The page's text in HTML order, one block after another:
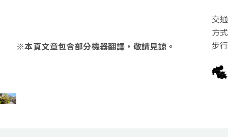
※本頁文章包含部分機器翻譯，敬請見諒。
交通
方式
步行
日田・中津
耶馬
由布・九重 別府灣
竹田・奥豊後 日豊海岸